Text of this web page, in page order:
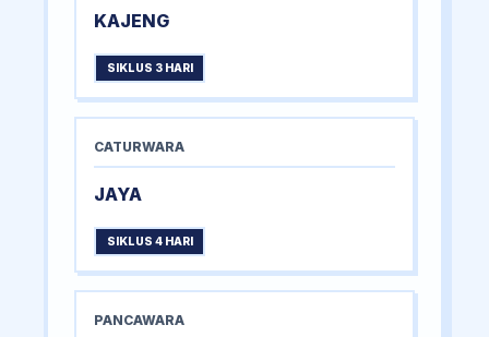
KAJENG
SIKLUS 3 HARI
CATURWARA
JAYA
SIKLUS 4 HARI
PANCAWARA